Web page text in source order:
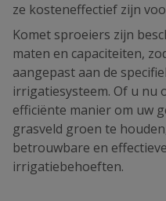
ze kosteneffectief zijn
Komet sproeiers zijn
maten en capaciteiten,
aangepast aan de
irrigatiesysteem. Of u nu
efficiënte manier om uw
grasveld groen te
betrouwbare en
irrigatiebehoeften.